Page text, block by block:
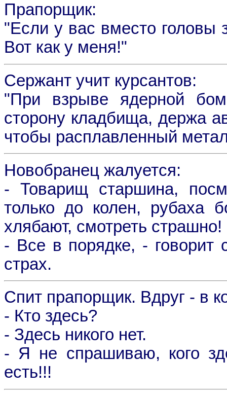
Прапорщик:
"Если у вас вместо головы
Вот как у меня!"
Сержант учит курсантов:
"При взрыве ядерной
сторону кладбища, держа
чтобы расплавленный
Новобранец жалуется:
- Товарищ старшина,
только до колен, рубаха
хлябают, смотреть страшно!
- Все в порядке, - говорит
страх.
Спит прапорщик. Вдруг - в
- Кто здесь?
- Здесь никого нет.
- Я не спрашиваю, кого
есть!!!